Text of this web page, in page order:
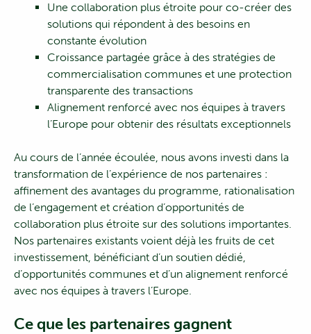
Une collaboration plus étroite pour co-créer des
solutions qui répondent à des besoins en
constante évolution
Croissance partagée grâce à des stratégies de
commercialisation communes et une protection
transparente des transactions
Alignement renforcé avec nos équipes à travers
l’Europe pour obtenir des résultats exceptionnels
Au cours de l’année écoulée, nous avons investi dans la
transformation de l’expérience de nos partenaires :
affinement des avantages du programme, rationalisation
de l’engagement et création d’opportunités de
collaboration plus étroite sur des solutions importantes.
Nos partenaires existants voient déjà les fruits de cet
investissement, bénéficiant d’un soutien dédié,
d’opportunités communes et d’un alignement renforcé
avec nos équipes à travers l’Europe.
Ce que les partenaires gagnent